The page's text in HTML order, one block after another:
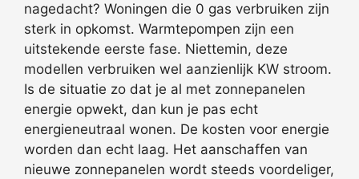
nagedacht? Woningen die 0 gas verbruiken zijn
sterk in opkomst. Warmtepompen zijn een
uitstekende eerste fase. Niettemin, deze
modellen verbruiken wel aanzienlijk KW stroom.
Is de situatie zo dat je al met zonnepanelen
energie opwekt, dan kun je pas echt
energieneutraal wonen. De kosten voor energie
worden dan echt laag. Het aanschaffen van
nieuwe zonnepanelen wordt steeds voordeliger,